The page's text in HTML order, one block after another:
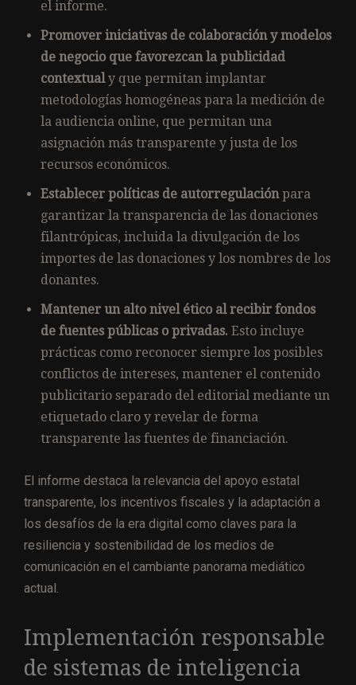
el informe.
Promover iniciativas de colaboración y modelos
de negocio que favorezcan la publicidad
contextualy que permitan implantar
metodologías homogéneas para la medición de
la audiencia online, que permitan una
asignación más transparente y justa de los
recursos económicos.
Establecer políticas de autorregulaciónpara
garantizar la transparencia de las donaciones
filantrópicas, incluida la divulgación de los
importes de las donaciones y los nombres de los
donantes.
Mantener un alto nivel ético al recibir fondos
de fuentes públicas o privadas. Esto incluye
prácticas como reconocer siempre los posibles
conflictos de intereses, mantener el contenido
publicitario separado del editorial mediante un
etiquetado claro y revelar de forma
transparente las fuentes de financiación.
El informe destaca la relevancia del apoyo estatal
transparente, los incentivos fiscales y la adaptación a
los desafíos de la era digital como claves para la
resiliencia y sostenibilidad de los medios de
comunicación en el cambiante panorama mediático
actual.
Implementación responsable
de sistemas de inteligencia